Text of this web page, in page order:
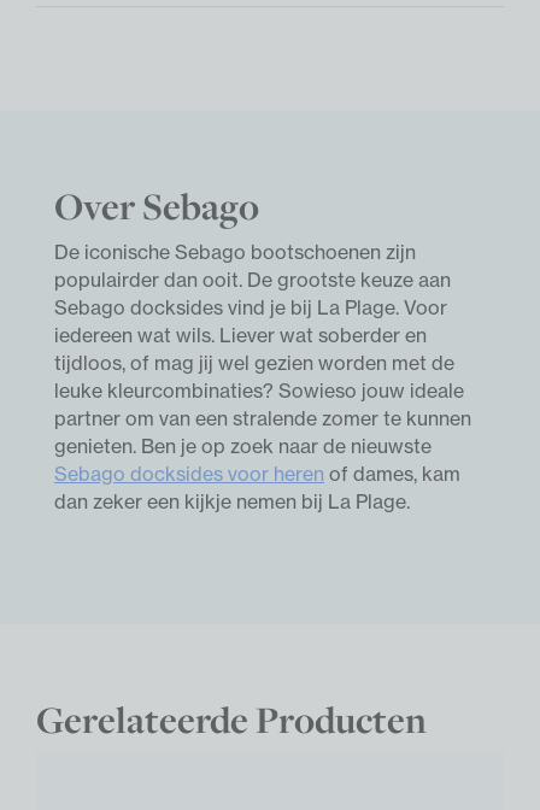
Over Sebago
De iconische Sebago bootschoenen zijn
populairder dan ooit. De grootste keuze aan
Sebago docksides vind je bij La Plage. Voor
iedereen wat wils. Liever wat soberder en
tijdloos, of mag jij wel gezien worden met de
leuke kleurcombinaties? Sowieso jouw ideale
partner om van een stralende zomer te kunnen
genieten. Ben je op zoek naar de nieuwste
Sebago docksides voor heren of dames, kam
dan zeker een kijkje nemen bij La Plage.
Gerelateerde Producten